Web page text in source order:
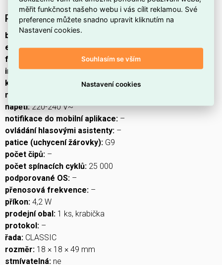
Podrobný popis produktu
barva světla: teplá bílá
energetická třída:E
frekvence:
index podání barev (CRI):80
kompatibilita:
náhrada za žárovku:
napětí:220-240 V~
notifikace do mobilní aplikace: –
ovládání hlasovými asistenty: –
patice (uchycení žárovky): G9
počet čipů: –
počet spínacích cyklů: 25 000
podporované OS: –
přenosová frekvence: –
příkon: 4,2 W
prodejní obal: 1 ks, krabička
protokol: –
řada: CLASSIC
rozměr: 18 × 18 × 49 mm
stmívatelná: ne
měřit funkčnost našeho webu i vás cílit reklamou. Své
preference můžete snadno upravit kliknutím na
Nastavení cookies.
Souhlasím se vším
Nastavení cookies